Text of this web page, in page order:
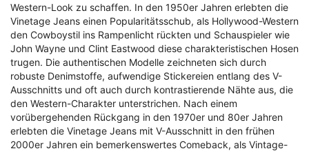
Western-Look zu schaffen. In den 1950er Jahren erlebten die
Vinetage Jeans einen Popularitätsschub, als Hollywood-Western
den Cowboystil ins Rampenlicht rückten und Schauspieler wie
John Wayne und Clint Eastwood diese charakteristischen Hosen
trugen. Die authentischen Modelle zeichneten sich durch
robuste Denimstoffe, aufwendige Stickereien entlang des V-
Ausschnitts und oft auch durch kontrastierende Nähte aus, die
den Western-Charakter unterstrichen. Nach einem
vorübergehenden Rückgang in den 1970er und 80er Jahren
erlebten die Vinetage Jeans mit V-Ausschnitt in den frühen
2000er Jahren ein bemerkenswertes Comeback, als Vintage-